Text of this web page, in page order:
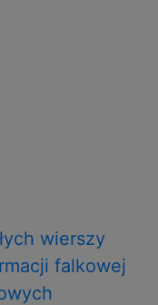
wierszy
falkowej